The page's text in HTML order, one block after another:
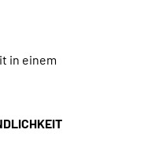
in einem